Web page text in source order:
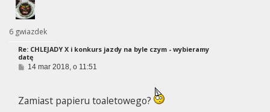
6 gwiazdek
Re: CHLEJADY X i konkurs jazdy na byle czym - wybieramy
datę
P14 mar 2018, o 11:51
Zamiast papieru toaletowego?